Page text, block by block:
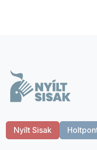
Nyílt Sisak